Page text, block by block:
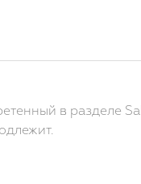
в разделе